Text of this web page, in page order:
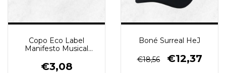
Copo Eco Label
Manifesto Musical
Azul - (cópia) - (cópia)
€3,08
Boné Surreal HeJ
€18,56 €12,37